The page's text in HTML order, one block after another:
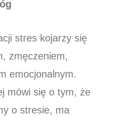
stres kojarzy się
zmęczeniem,
emocjonalnym.
mówi się o tym, że
o stresie, ma